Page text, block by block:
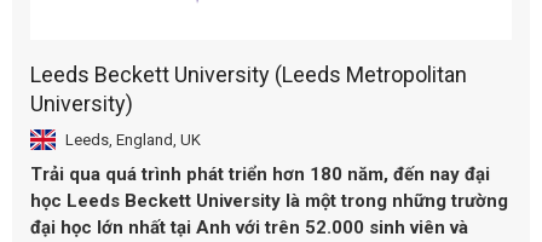
Leeds Beckett University (Leeds Metropolitan
University)
Leeds, England, UK
Trải qua quá trình phát triển hơn 180 năm, đến nay đại
học Leeds Beckett University là một trong những trường
đại học lớn nhất tại Anh với trên 52.000 sinh viên và